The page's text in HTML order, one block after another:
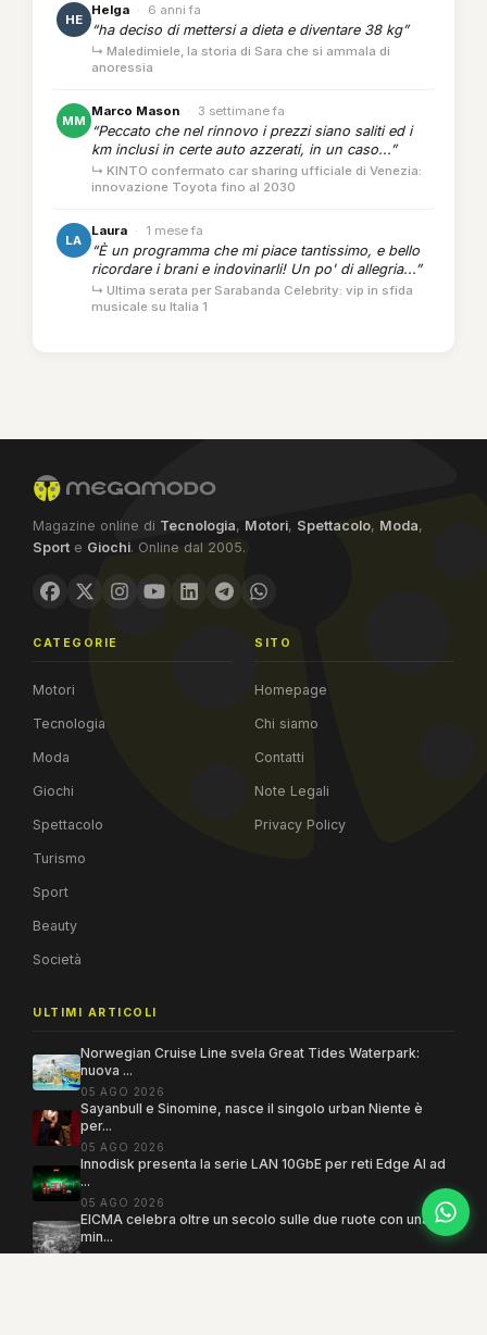
HE
Helga · 6 anni fa
“ha deciso di mettersi a dieta e diventare 38 kg”
↳ Maledimiele, la storia di Sara che si ammala di
anoressia
MM
Marco Mason · 3 settimane fa
“Peccato che nel rinnovo i prezzi siano saliti ed i
km inclusi in certe auto azzerati, in un caso...”
↳ KINTO confermato car sharing ufficiale di Venezia:
innovazione Toyota fino al 2030
LA
Laura · 1 mese fa
“È un programma che mi piace tantissimo, e bello
ricordare i brani e indovinarli! Un po' di allegria...”
↳ Ultima serata per Sarabanda Celebrity: vip in sfida
musicale su Italia 1
Magazine online di Tecnologia, Motori, Spettacolo, Moda,
Sport e Giochi. Online dal 2005.
CATEGORIE
Motori
Tecnologia
Moda
Giochi
Spettacolo
Turismo
Sport
Beauty
Società
SITO
Homepage
Chi siamo
Contatti
Note Legali
Privacy Policy
ULTIMI ARTICOLI
Norwegian Cruise Line svela Great Tides Waterpark:
nuova ...
05 AGO 2026
Sayanbull e Sinomine, nasce il singolo urban Niente è
per...
05 AGO 2026
Innodisk presenta la serie LAN 10GbE per reti Edge AI ad
...
05 AGO 2026
EICMA celebra oltre un secolo sulle due ruote con una
min...
05 AGO 2026